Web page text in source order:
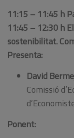
11:15 – 11:45 h
11:45 – 12:30 h
sostenibilitat.
Presenta:
David
Comissió
Ponent: